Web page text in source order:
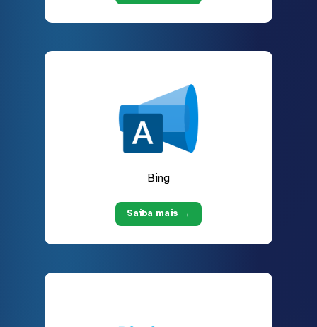
Bing
Saiba mais →